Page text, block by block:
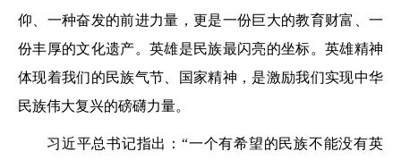
仰、一种奋发的前进力量，更是一份巨大的教育财富、一
份丰厚的文化遗产。英雄是民族最闪亮的坐标。英雄精神
体现着我们的民族气节、国家精神，是激励我们实现中华
民族伟大复兴的磅礴力量。
习近平总书记指出：“一个有希望的民族不能没有英